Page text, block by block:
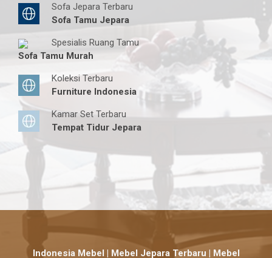
Sofa Jepara Terbaru
Sofa Tamu Jepara
Spesialis Ruang Tamu
Sofa Tamu Murah
Koleksi Terbaru
Furniture Indonesia
Kamar Set Terbaru
Tempat Tidur Jepara
Indonesia Mebel | Mebel Jepara Terbaru | Mebel